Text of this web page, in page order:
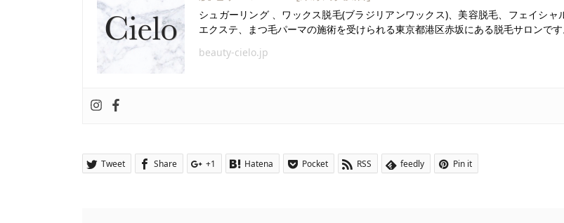
シュガーリング 、ワックス脱毛(ブラジリアンワックス)、美容脱毛、フェイシャ
エクステ、まつ毛パーマの施術を受けられる東京都港区赤坂にある脱毛サロンです
beauty-cielo.jp
Tweet Share +1 Hatena Pocket RSS feedly Pin it